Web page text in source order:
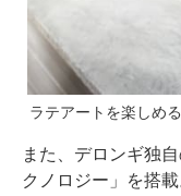
ラテアートを楽しめる
また、デロンギ独
クノロジー」を搭